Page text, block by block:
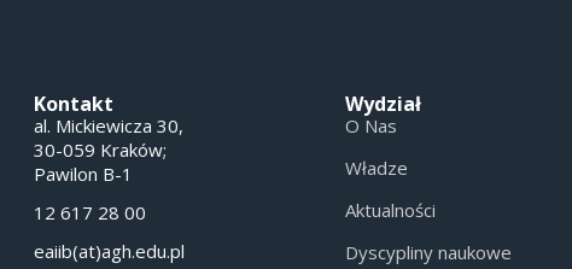
Kontakt
al. Mickiewicza 30,
30-059 Kraków;
Pawilon B-1
12 617 28 00
eaiib(at)agh.edu.pl
Wydział
O Nas
Władze
Aktualności
Dyscypliny naukowe